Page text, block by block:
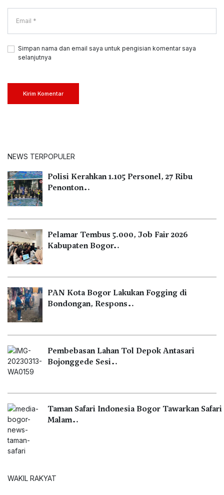
Simpan nama dan email saya untuk pengisian komentar saya
selanjutnya
Kirim Komentar
NEWS TERPOPULER
Polisi Kerahkan 1.105 Personel, 27 Ribu
Penonton…
Pelamar Tembus 5.000, Job Fair 2026
Kabupaten Bogor…
PAN Kota Bogor Lakukan Fogging di
Bondongan, Respons…
Pembebasan Lahan Tol Depok Antasari
Bojonggede Sesi…
Taman Safari Indonesia Bogor Tawarkan Safari
Malam…
WAKIL RAKYAT